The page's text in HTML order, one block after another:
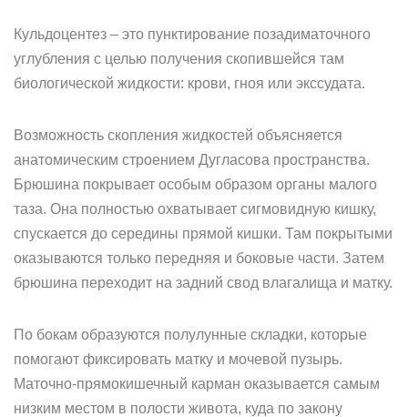
Кульдоцентез – это пунктирование позадиматочного
углубления с целью получения скопившейся там
биологической жидкости: крови, гноя или экссудата.
Возможность скопления жидкостей объясняется
анатомическим строением Дугласова пространства.
Брюшина покрывает особым образом органы малого
таза. Она полностью охватывает сигмовидную кишку,
спускается до середины прямой кишки. Там покрытыми
оказываются только передняя и боковые части. Затем
брюшина переходит на задний свод влагалища и матку.
По бокам образуются полулунные складки, которые
помогают фиксировать матку и мочевой пузырь.
Маточно-прямокишечный карман оказывается самым
низким местом в полости живота, куда по закону